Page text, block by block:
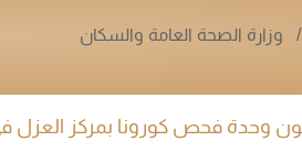
وزارة الصحة العامة والسكان
وحدة فحص كورونا بمركز العزل